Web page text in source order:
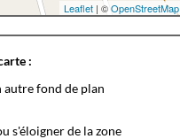
Leaflet| ©OpenStreetMap
:
fond de plan
s'éloigner de la zone